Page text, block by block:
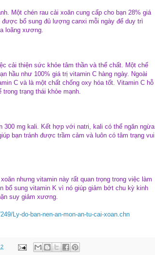
Một chén rau cải xoăn cung cấp cho bạn 28% giá
bổ sung đủ lượng canxi mỗi ngày để duy trì
loãng xương.
cải thiện sức khỏe tâm thần và thể chất. Một chế
hầu như 100% giá trị vitamin C hàng ngày. Ngoài
C và là một chất chống oxy hóa tốt. Vitamin C hỗ
trạng thái khỏe mạnh.
300 mg kali. Kết hợp với natri, kali có thể ngăn ngừa
bạn tránh được trầm cảm và luôn có tâm trạng vui
nhưng vitamin này rất quan trọng trong việc làm
bổ sung vitamin K vì nó giúp giảm bớt chu kỳ kinh
suy giảm xương.
Ly-do-ban-nen-an-mon-an-tu-cai-xoan.chn